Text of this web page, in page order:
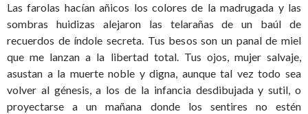
Las farolas hacían añicos los colores de la madrugada y las
sombras huidizas alejaron las telarañas de un baúl de
recuerdos de índole secreta. Tus besos son un panal de miel
que me lanzan a la libertad total. Tus ojos, mujer salvaje,
asustan a la muerte noble y digna, aunque tal vez todo sea
volver al génesis, a los de la infancia desdibujada y sutil, o
proyectarse a un mañana donde los sentires no estén